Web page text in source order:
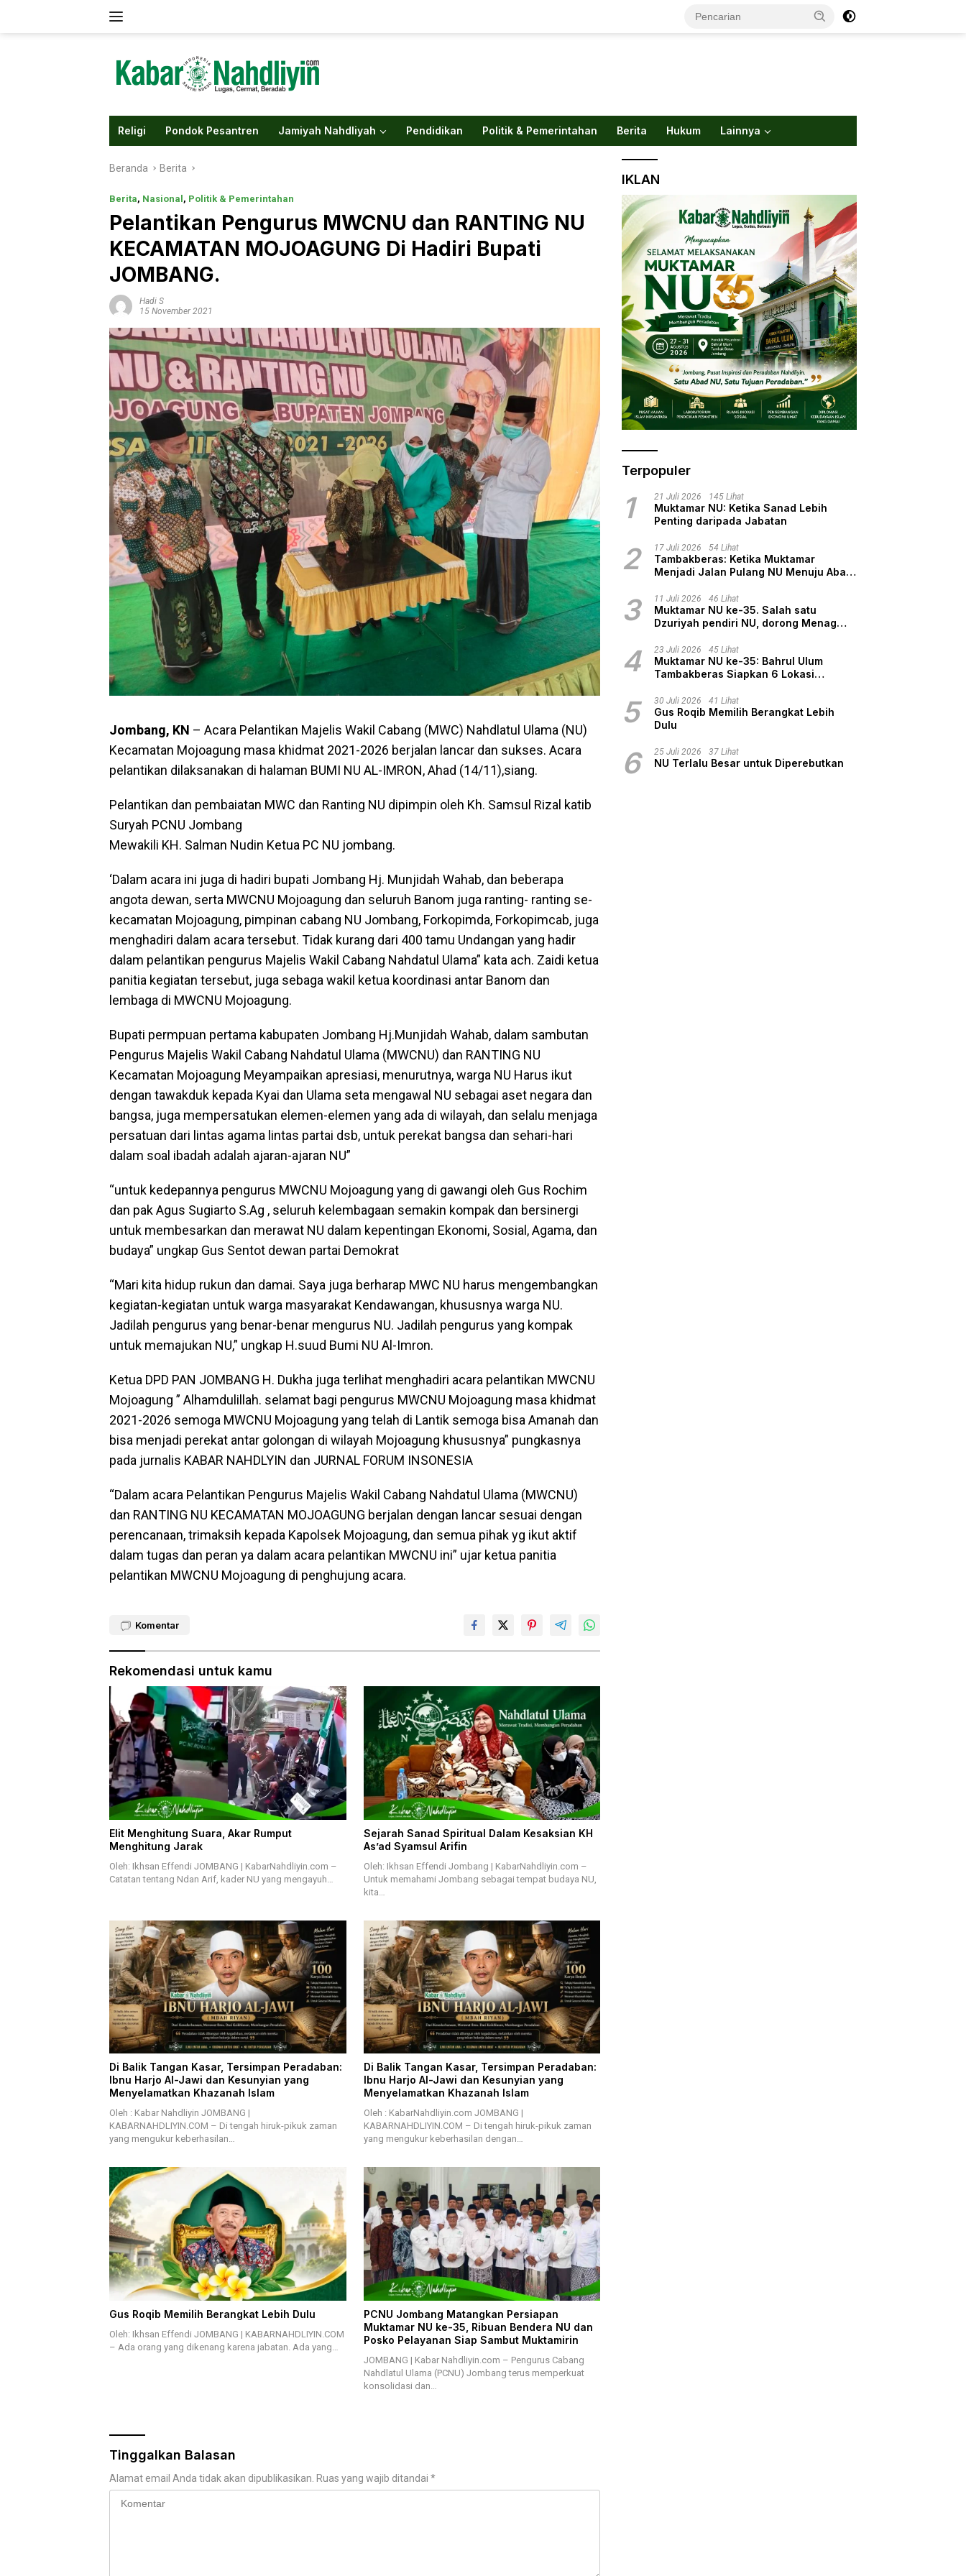
Religi Pondok Pesantren Jamiyah Nahdliyah Pendidikan Politik & Pemerintahan Berita Hukum Lainnya
Beranda Berita
Berita, Nasional , Politik & Pemerintahan
Pelantikan Pengurus MWCNU dan RANTING NU
KECAMATAN MOJOAGUNG Di Hadiri Bupati
JOMBANG.
Hadi S
15 November 2021
Jombang, KN – Acara Pelantikan Majelis Wakil Cabang (MWC) Nahdlatul Ulama (NU)
Kecamatan Mojoagung masa khidmat 2021-2026 berjalan lancar dan sukses. Acara
pelantikan dilaksanakan di halaman BUMI NU AL-IMRON, Ahad (14/11),siang.
Pelantikan dan pembaiatan MWC dan Ranting NU dipimpin oleh Kh. Samsul Rizal katib
Suryah PCNU Jombang
Mewakili KH. Salman Nudin Ketua PC NU jombang.
‘Dalam acara ini juga di hadiri bupati Jombang Hj. Munjidah Wahab, dan beberapa
angota dewan, serta MWCNU Mojoagung dan seluruh Banom juga ranting- ranting se-
kecamatan Mojoagung, pimpinan cabang NU Jombang, Forkopimda, Forkopimcab, juga
menghadiri dalam acara tersebut. Tidak kurang dari 400 tamu Undangan yang hadir
dalam pelantikan pengurus Majelis Wakil Cabang Nahdatul Ulama” kata ach. Zaidi ketua
panitia kegiatan tersebut, juga sebaga wakil ketua koordinasi antar Banom dan
lembaga di MWCNU Mojoagung.
Bupati permpuan pertama kabupaten Jombang Hj.Munjidah Wahab, dalam sambutan
Pengurus Majelis Wakil Cabang Nahdatul Ulama (MWCNU) dan RANTING NU
Kecamatan Mojoagung Meyampaikan apresiasi, menurutnya, warga NU Harus ikut
dengan tawakduk kepada Kyai dan Ulama seta mengawal NU sebagai aset negara dan
bangsa, juga mempersatukan elemen-elemen yang ada di wilayah, dan selalu menjaga
persatuan dari lintas agama lintas partai dsb, untuk perekat bangsa dan sehari-hari
dalam soal ibadah adalah ajaran-ajaran NU”
“untuk kedepannya pengurus MWCNU Mojoagung yang di gawangi oleh Gus Rochim
dan pak Agus Sugiarto S.Ag , seluruh kelembagaan semakin kompak dan bersinergi
untuk membesarkan dan merawat NU dalam kepentingan Ekonomi, Sosial, Agama, dan
budaya” ungkap Gus Sentot dewan partai Demokrat
“Mari kita hidup rukun dan damai. Saya juga berharap MWC NU harus mengembangkan
kegiatan-kegiatan untuk warga masyarakat Kendawangan, khususnya warga NU.
Jadilah pengurus yang benar-benar mengurus NU. Jadilah pengurus yang kompak
untuk memajukan NU,” ungkap H.suud Bumi NU Al-Imron.
Ketua DPD PAN JOMBANG H. Dukha juga terlihat menghadiri acara pelantikan MWCNU
Mojoagung ” Alhamdulillah. selamat bagi pengurus MWCNU Mojoagung masa khidmat
2021-2026 semoga MWCNU Mojoagung yang telah di Lantik semoga bisa Amanah dan
bisa menjadi perekat antar golongan di wilayah Mojoagung khususnya” pungkasnya
pada jurnalis KABAR NAHDLYIN dan JURNAL FORUM INSONESIA
“Dalam acara Pelantikan Pengurus Majelis Wakil Cabang Nahdatul Ulama (MWCNU)
dan RANTING NU KECAMATAN MOJOAGUNG berjalan dengan lancar sesuai dengan
perencanaan, trimaksih kepada Kapolsek Mojoagung, dan semua pihak yg ikut aktif
dalam tugas dan peran ya dalam acara pelantikan MWCNU ini” ujar ketua panitia
pelantikan MWCNU Mojoagung di penghujung acara.
Komentar
Rekomendasi untuk kamu
Elit Menghitung Suara, Akar Rumput
Menghitung Jarak
Oleh: Ikhsan Effendi JOMBANG | KabarNahdliyin.com –
Catatan tentang Ndan Arif, kader NU yang mengayuh…
Sejarah Sanad Spiritual Dalam Kesaksian KH
As’ad Syamsul Arifin
Oleh: Ikhsan Effendi Jombang | KabarNahdliyin.com –
Untuk memahami Jombang sebagai tempat budaya NU,
kita…
Di Balik Tangan Kasar, Tersimpan Peradaban:
Ibnu Harjo Al-Jawi dan Kesunyian yang
Menyelamatkan Khazanah Islam
Oleh : Kabar Nahdliyin JOMBANG |
KABARNAHDLIYIN.COM – Di tengah hiruk-pikuk zaman
yang mengukur keberhasilan…
Di Balik Tangan Kasar, Tersimpan Peradaban:
Ibnu Harjo Al-Jawi dan Kesunyian yang
Menyelamatkan Khazanah Islam
Oleh : KabarNahdliyin.com JOMBANG |
KABARNAHDLIYIN.COM – Di tengah hiruk-pikuk zaman
yang mengukur keberhasilan dengan…
Gus Roqib Memilih Berangkat Lebih Dulu
Oleh: Ikhsan Effendi JOMBANG | KABARNAHDLIYIN.COM
– Ada orang yang dikenang karena jabatan. Ada yang…
PCNU Jombang Matangkan Persiapan
Muktamar NU ke-35, Ribuan Bendera NU dan
Posko Pelayanan Siap Sambut Muktamirin
JOMBANG | Kabar Nahdliyin.com – Pengurus Cabang
Nahdlatul Ulama (PCNU) Jombang terus memperkuat
konsolidasi dan…
Tinggalkan Balasan
Alamat email Anda tidak akan dipublikasikan. Ruas yang wajib ditandai *
IKLAN
Terpopuler
1 21 Juli 2026 145 Lihat
Muktamar NU: Ketika Sanad Lebih
Penting daripada Jabatan
2 17 Juli 2026 54 Lihat
Tambakberas: Ketika Muktamar
Menjadi Jalan Pulang NU Menuju Abad
3 11 Juli 2026 46 Lihat
Muktamar NU ke-35. Salah satu
Dzuriyah pendiri NU, dorong Menag
4 23 Juli 2026 45 Lihat
Muktamar NU ke-35: Bahrul Ulum
Tambakberas Siapkan 6 Lokasi
5 30 Juli 2026 41 Lihat
Gus Roqib Memilih Berangkat Lebih
Dulu
6 25 Juli 2026 37 Lihat
NU Terlalu Besar untuk Diperebutkan